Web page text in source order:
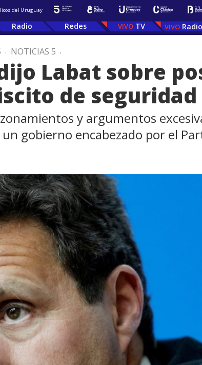
del Uruguay
Radio Redes TV
. NOTICIAS 5 .
Labat sobre
de seguridad
y argumentos
gobierno encabezado por el